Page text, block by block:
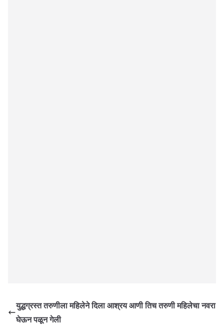
युद्धग्रस्त तरुणीला महिलेने दिला आश्रय आणी तिच तरुणी महिलेचा नवरा
घेऊन पळून गेली